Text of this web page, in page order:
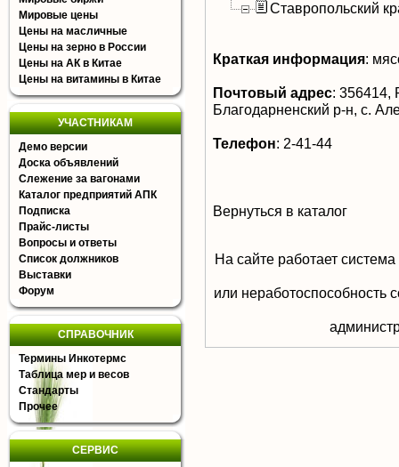
Мировые цены
Цены на масличные
Цены на зерно в России
Цены на АК в Китае
Цены на витамины в Китае
УЧАСТНИКАМ
Демо версии
Доска объявлений
Слежение за вагонами
Каталог предприятий АПК
Подписка
Прайс-листы
Вопросы и ответы
Список должников
Выставки
Форум
СПРАВОЧНИК
Термины Инкотермс
Таблица мер и весов
Стандарты
Прочее
СЕРВИС
Ставропольский
Краткая информация:
Почтовый адрес: 356414,
Благодарненский р-н, с.
Телефон: 2-41-44
Вернуться в каталог
На сайте работает
или неработоспособность